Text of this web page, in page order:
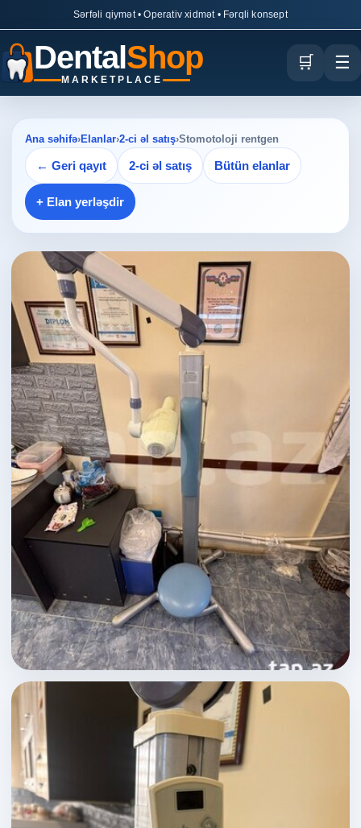
Sərfəli qiymət • Operativ xidmət • Fərqli konsept
DentalShop
MARKETPLACE
🛒 ☰
Ana səhifə›Elanlar›2-ci əl satış›Stomotoloji rentgen
← Geri qayıt 2-ci əl satış Bütün elanlar
+ Elan yerləşdir